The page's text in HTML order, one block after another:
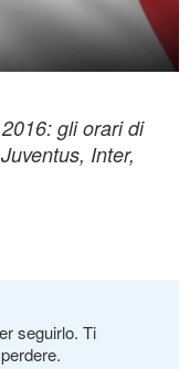
gli orari di
Inter,
seguirlo. Ti